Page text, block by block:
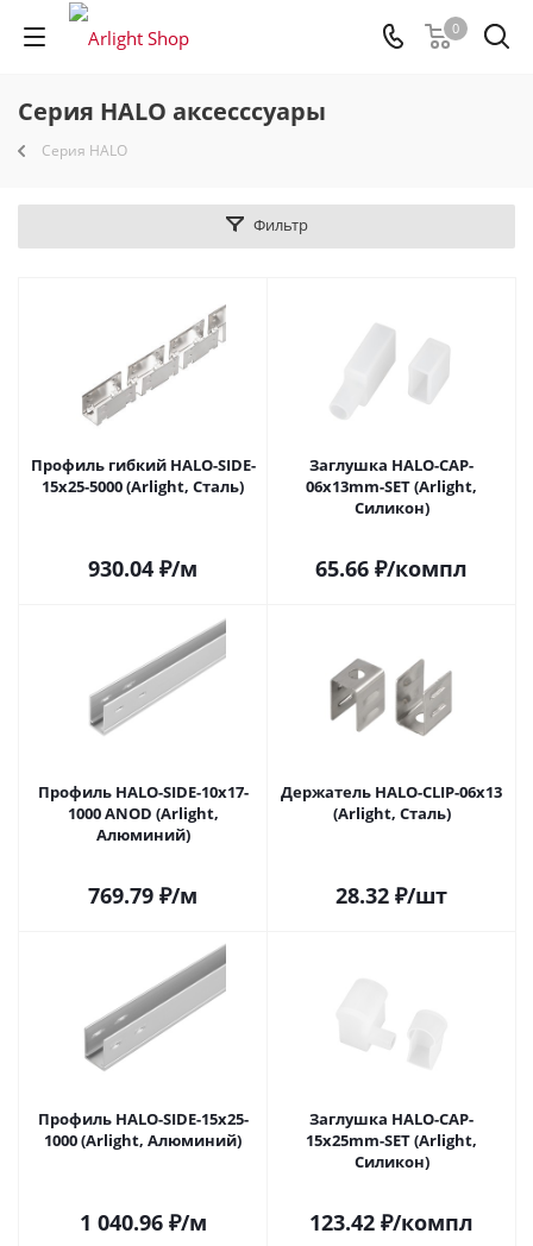
0
Серия HALO аксесссуары
Серия HALO
Фильтр
Профиль гибкий HALO-SIDE-
15x25-5000 (Arlight, Сталь)
930.04 ₽/м
Заглушка HALO-CAP-
06x13mm-SET (Arlight,
Силикон)
65.66 ₽/компл
Профиль HALO-SIDE-10x17-
1000 ANOD (Arlight,
Алюминий)
769.79 ₽/м
Держатель HALO-CLIP-06x13
(Arlight, Сталь)
28.32 ₽/шт
Профиль HALO-SIDE-15x25-
1000 (Arlight, Алюминий)
1 040.96₽/м
Заглушка HALO-CAP-
15x25mm-SET (Arlight,
Силикон)
123.42 ₽/компл